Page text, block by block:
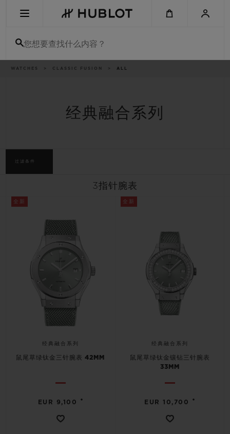
您想要查找什么内容？
痕
WATCHES CLASSIC FUSION ALL
经典融合系列
过滤条件
3指针腕表
全新
经典融合系列
鼠尾草绿钛金三针腕表 42MM
EUR 9,100 •
全新
经典融合系列
鼠尾草绿钛金镶钻三针腕表
33MM
EUR 10,700 •
BIG BANG系列
夏日多彩陶瓷
5+5 质保
加入HUBLOTISTA俱乐部，即可延长质保